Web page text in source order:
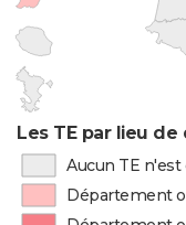
Les TE par lieu de
Aucun TE
Département